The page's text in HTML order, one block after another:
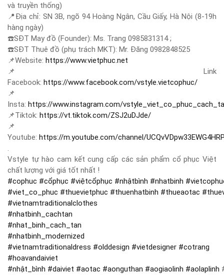
và truyền thống)
📍 Địa chỉ: SN 3B, ngõ 94 Hoàng Ngân, Cầu Giấy, Hà Nội (8-19h
hàng ngày)
☎️SĐT May đồ (Founder): Ms. Trang 0985831314 ;
☎️SĐT Thuê đồ (phụ trách MKT): Mr. Đăng 0982848525
📌Website: https://www.vietphuc.net
📌 Link
Facebook: https://www.facebook.com/vstyle.vietcophuc/
📌
Insta: https://www.instagram.com/
📌Tiktok: https://vt.tiktok.com/ZSJ2uDJde/
📌
Youtube: https://m.youtube.com/channel/
.
Vstyle tự hào cam kết cung cấp các sản phẩm cổ phục Việt
chất lượng với giá tốt nhất !
#cophuc #cổphục #việtcổphục #nhậtbình #nhatbinh #
#viet_co_phuc #thuevietphuc #thuenhatbinh #thueaotac #
#vietnamtraditionalclothes
#nhatbinh_cachtan
#nhat_binh_cach_tan
#nhatbinh_modernized
#vietnamtraditionaldress #olddesign #vietdesigner #cotrang
#hoavandaiviet
#nhật_bình #daiviet #aotac #aonguthan #aogiaolinh #aolaplinh